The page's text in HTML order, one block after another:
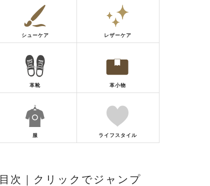
シューケア レザーケア
革靴 革小物
服 ライフスタイル
目次｜クリックでジャンプ